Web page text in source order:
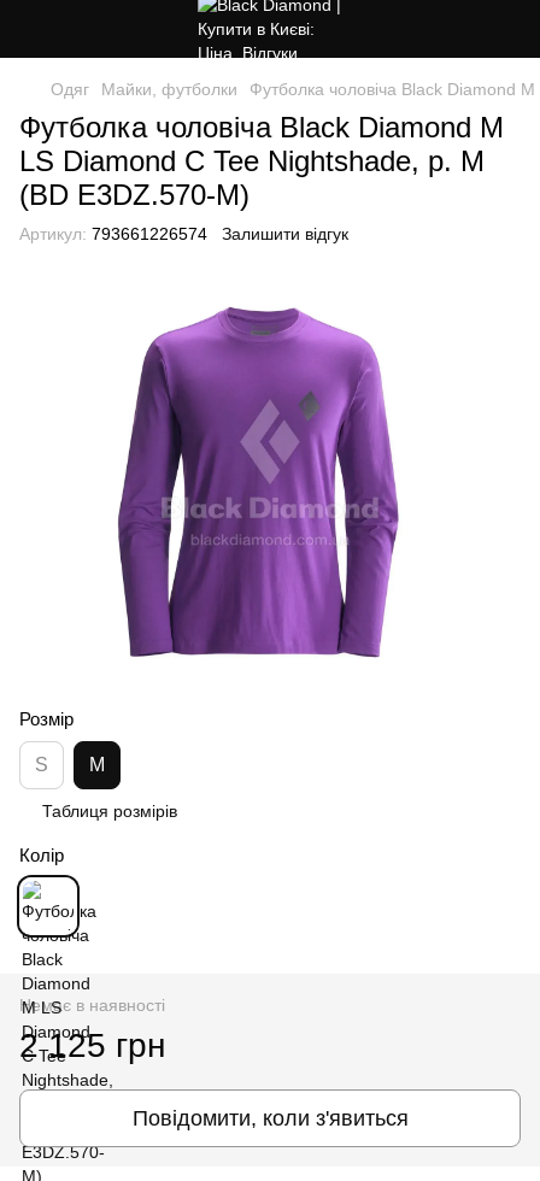
Одяг Майки, футболки Футболка чоловіча Black Diamond
Футболка чоловіча Black Diamond M
LS Diamond C Tee Nightshade, р. M
(BD E3DZ.570-M)
Артикул: 793661226574 Залишити відгук
Розмір
S M
Таблиця розмірів
Колір
Немає в наявності
2 125 грн
Повідомити, коли з'явиться